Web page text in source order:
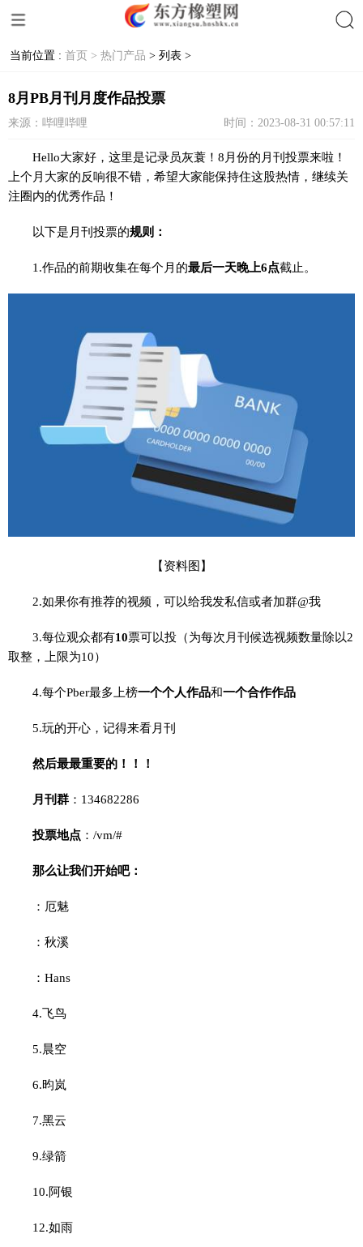
当前位置 : 首页 > 热门产品 > 列表 >
8月PB月刊月度作品投票
来源：哔哩哔哩 时间：2023-08-31 00:57:11
Hello大家好，这里是记录员灰蓑！8月份的月刊投票来啦！
上个月大家的反响很不错，希望大家能保持住这股热情，继续关
注圈内的优秀作品！
以下是月刊投票的规则：
1.作品的前期收集在每个月的最后一天晚上6点截止。
【资料图】
2.如果你有推荐的视频，可以给我发私信或者加群@我
3.每位观众都有10票可以投（为每次月刊候选视频数量除以2
取整，上限为10）
4.每个Pber最多上榜一个个人作品和一个合作作品
5.玩的开心，记得来看月刊
然后最最重要的！！！
月刊群 ：134682286
投票地点 ：/vm/#
那么让我们开始吧：
：厄魅
：秋溪
：Hans
4.飞鸟
5.晨空
6.昀岚
7.黑云
9.绿箭
10.阿银
12.如雨